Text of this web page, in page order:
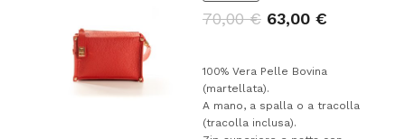
70,00€ 63,00 €
100% Vera Pelle Bovina
(martellata).
A mano, a spalla o a tracolla
(tracolla inclusa).